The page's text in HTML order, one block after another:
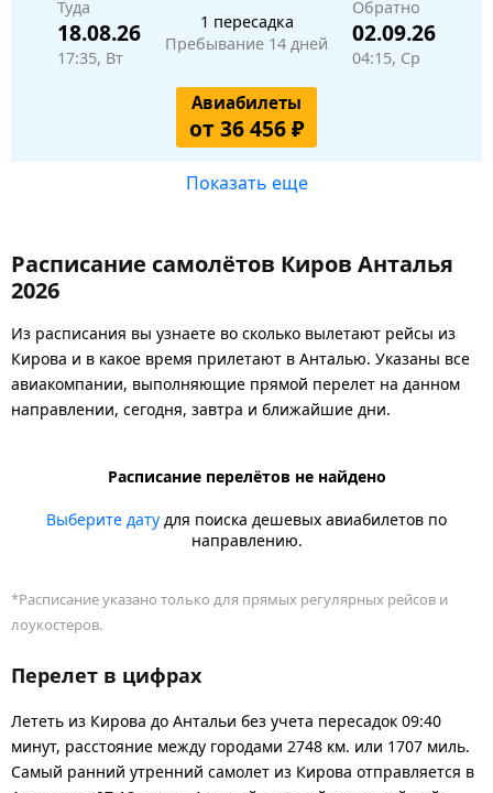
Туда
18.08.26
17:35, Вт
1 пересадка
Пребывание 14 дней
Обратно
02.09.26
04:15, Ср
Авиабилеты
от 36 456 ₽
Показать еще
Расписание самолётов Киров Анталья
2026
Из расписания вы узнаете во сколько вылетают рейсы из
Кирова и в какое время прилетают в Анталью. Указаны все
авиакомпании, выполняющие прямой перелет на данном
направлении, сегодня, завтра и ближайшие дни.
Расписание перелётов не найдено
Выберите дату для поиска дешевых авиабилетов по
направлению.
*Расписание указано только для прямых регулярных рейсов и
лоукостеров.
Перелет в цифрах
Лететь из Кирова до Антальи без учета пересадок 09:40
минут, расстояние между городами 2748 км. или 1707 миль.
Самый ранний утренний самолет из Кирова отправляется в